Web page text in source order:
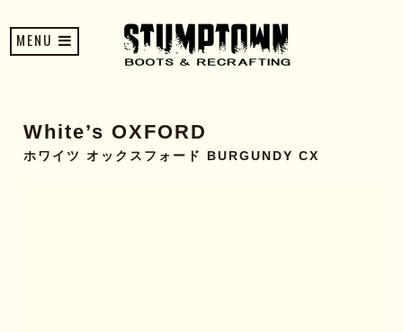
MENU
White’s OXFORD
ホワイツ オックスフォード BURGUNDY CX